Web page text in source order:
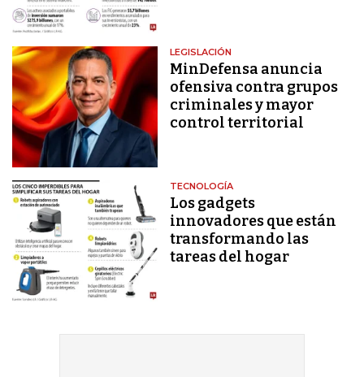
LEGISLACIÓN
MinDefensa anuncia
ofensiva contra grupos
criminales y mayor
control territorial
TECNOLOGÍA
Los gadgets
innovadores que están
transformando las
tareas del hogar